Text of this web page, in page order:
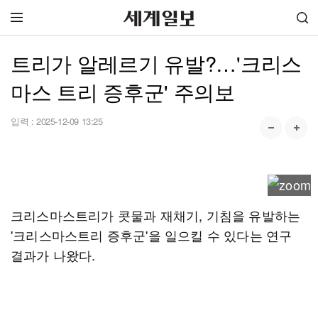
트리가 알레르기 유발?…'크리스
마스 트리 증후군' 주의보
입력 : 2025-12-09 13:25
크리스마스트리가 콧물과 재채기, 기침을 유발하는
'크리스마스트리 증후군'을 일으킬 수 있다는 연구
결과가 나왔다.